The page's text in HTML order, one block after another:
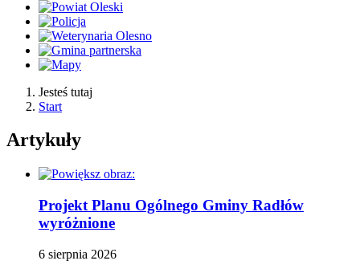
Jesteś tutaj
Start
Artykuły
Projekt Planu Ogólnego Gminy Radłów
wyróżnione
6 sierpnia 2026